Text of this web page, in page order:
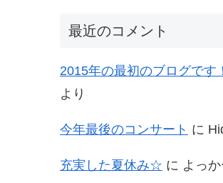
最近のコメント
2015年の最初のブログです！
より
今年最後のコンサート に
充実した夏休み☆ に よっ